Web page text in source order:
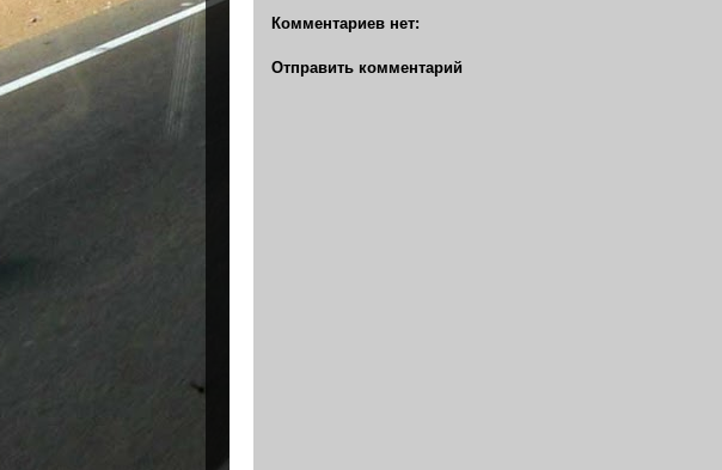
Комментариев нет:
Отправить комментарий